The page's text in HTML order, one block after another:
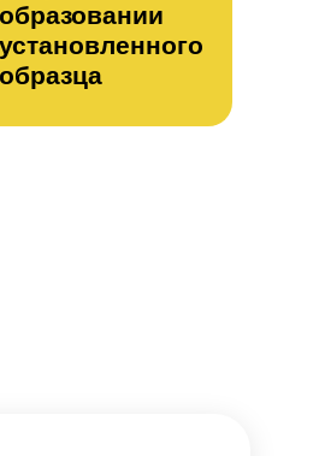
образовании
установленного
образца